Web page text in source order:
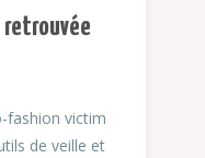
fashion victim
de veille et